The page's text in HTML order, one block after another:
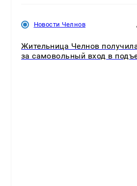
Новости Челнов
Жительница Челнов
за самовольный вход в